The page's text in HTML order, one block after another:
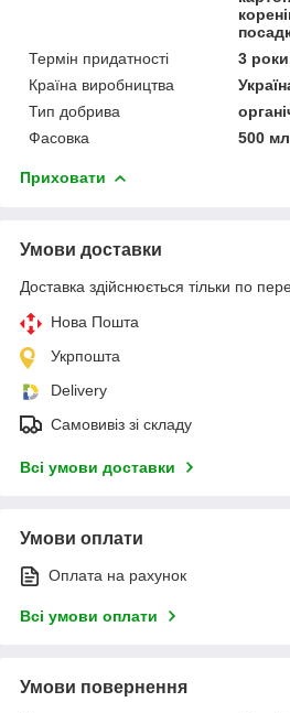
Термін придатності
3 роки
Країна виробництва
Тип добрива
Фасовка
500 мл
Приховати
Умови доставки
Доставка здійснюється тільки по
Нова Пошта
Укрпошта
Delivery
Самовивіз зі складу
Всі умови доставки
Умови оплати
Оплата на рахунок
Всі умови оплати
Умови повернення